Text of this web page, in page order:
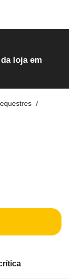
loja em